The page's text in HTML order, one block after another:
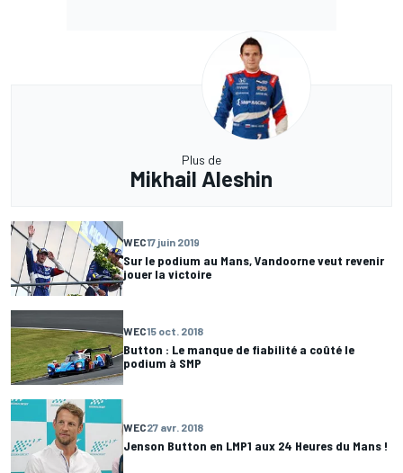
Plus de
Mikhail Aleshin
WEC17 juin 2019
Sur le podium au Mans, Vandoorne veut revenir
jouer la victoire
WEC15 oct. 2018
Button : Le manque de fiabilité a coûté le
podium à SMP
WEC27 avr. 2018
Jenson Button en LMP1 aux 24 Heures du Mans !